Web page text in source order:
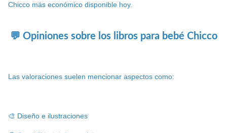
Chicco más económico disponible hoy.
💬 Opiniones sobre los libros para bebé Chicco
Las valoraciones suelen mencionar aspectos como:
🎨 Diseño e ilustraciones